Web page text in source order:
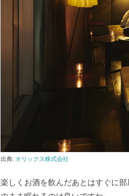
出典: オリックス株式会社
楽しくお酒を飲んだあとはすぐに